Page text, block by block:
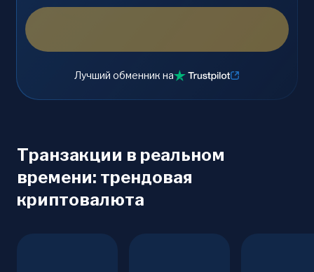
Лучший обменник на
Транзакции в реальном
времени: трендовая
криптовалюта